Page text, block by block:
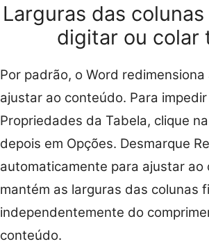
Larguras das
digitar ou colar
Por padrão, o Word
ajustar ao conteúdo. Para
Propriedades da Tabela, clique
depois em Opções. Desmarque
automaticamente para ajustar ao
mantém as larguras das colunas
independentemente do
conteúdo.